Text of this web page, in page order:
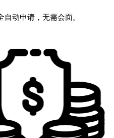
动申请，无需会面。